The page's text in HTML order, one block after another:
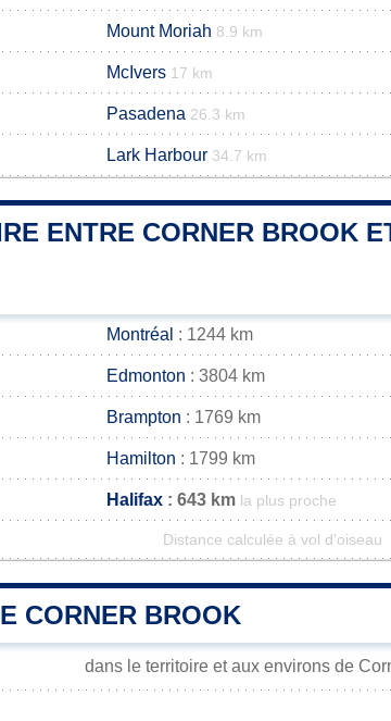
Mount Moriah 8.9 km
McIvers 17 km
Pasadena 26.3 km
Lark Harbour 34.7 km
ENTRE CORNER BROOK
Montréal : 1244 km
Edmonton : 3804 km
Brampton : 1769 km
Hamilton : 1799 km
Halifax : 643 km la plus proche
Distance calculée à vol d'oiseau
CORNER BROOK
dans le territoire et aux environs de